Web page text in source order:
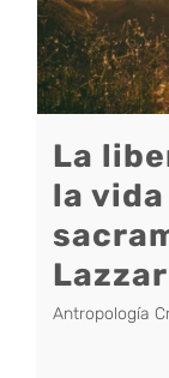
La
la
Antropología